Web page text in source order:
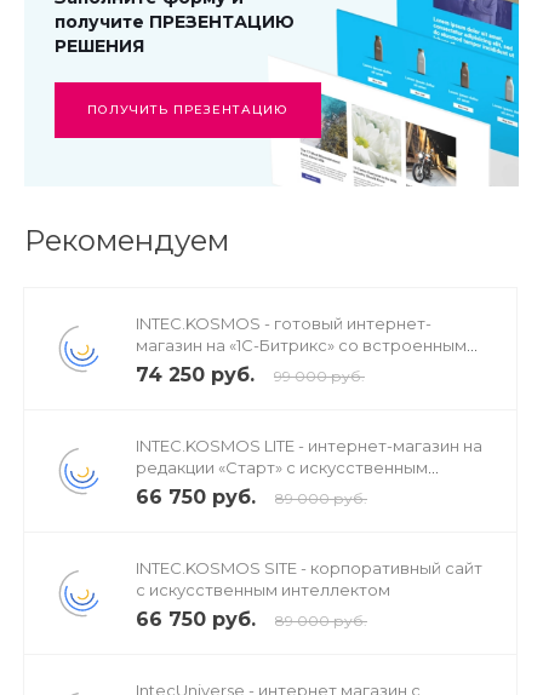
получите ПРЕЗЕНТАЦИЮ
РЕШЕНИЯ
ПОЛУЧИТЬ ПРЕЗЕНТАЦИЮ
Рекомендуем
INTEC.KOSMOS - готовый интернет-
магазин на «1С-Битрикс» со встроенным
искусственным интеллектом
74 250 руб. 99 000 руб.
INTEC.KOSMOS LITE - интернет-магазин на
редакции «Старт» с искусственным
интеллектом
66 750 руб. 89 000 руб.
INTEC.KOSMOS SITE - корпоративный сайт
с искусственным интеллектом
66 750 руб. 89 000 руб.
IntecUniverse - интернет магазин с